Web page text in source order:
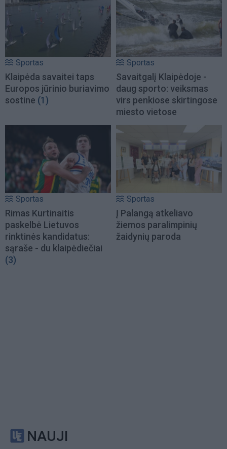
Sportas
Klaipėda savaitei taps
Europos jūrinio buriavimo
sostine (1)
Sportas
Savaitgalį Klaipėdoje -
daug sporto: veiksmas
virs penkiose skirtingose
miesto vietose
Sportas
Rimas Kurtinaitis
paskelbė Lietuvos
rinktinės kandidatus:
sąraše - du klaipėdiečiai
(3)
Sportas
Į Palangą atkeliavo
žiemos paralimpinių
žaidynių paroda
NAUJI